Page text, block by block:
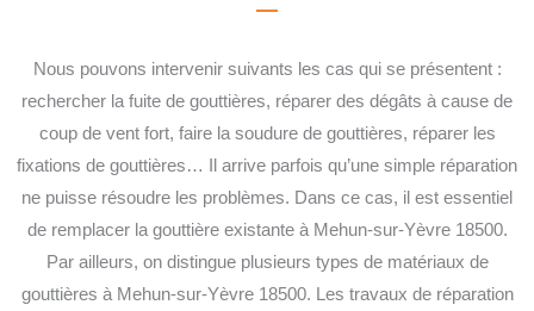
Nous pouvons intervenir suivants les cas qui se présentent :
rechercher la fuite de gouttières, réparer des dégâts à cause de
coup de vent fort, faire la soudure de gouttières, réparer les
fixations de gouttières… Il arrive parfois qu’une simple réparation
ne puisse résoudre les problèmes. Dans ce cas, il est essentiel
de remplacer la gouttière existante à Mehun-sur-Yèvre 18500.
Par ailleurs, on distingue plusieurs types de matériaux de
gouttières à Mehun-sur-Yèvre 18500. Les travaux de réparation